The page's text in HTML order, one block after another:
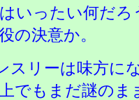
いったい何だ
の決意か。
スリーは味方に
でもまだ謎のま